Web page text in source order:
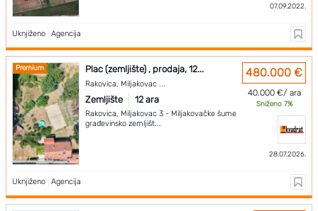
07.09.2022.
Uknjiženo Agencija
Premium Plac (zemljište) , prodaja, 12...
Rakovica, Miljakovac ...
Zemljište 12 ara
Rakovica, Miljakovac 3 - Miljakovačke šume
građevinsko zemljišt...
480.000 €
40.000 €/ ara
Sniženo 7%
28.07.2026.
Uknjiženo Agencija